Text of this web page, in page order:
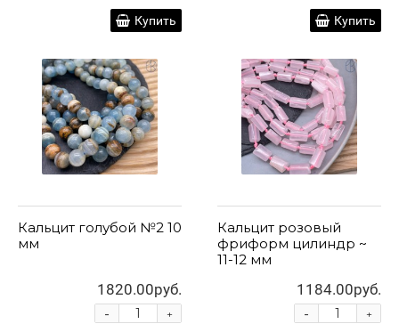
Купить Купить
Кальцит голубой №2 10
мм
1820.00руб.
+
-
Кальцит розовый
фриформ цилиндр ~
11-12 мм
1184.00руб.
+
-